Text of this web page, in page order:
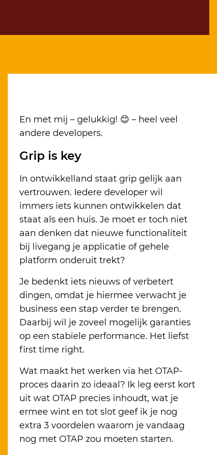
En met mij – gelukkig! 😊 – heel veel
andere developers.
Grip is key
In ontwikkelland staat grip gelijk aan
vertrouwen. Iedere developer wil
immers iets kunnen ontwikkelen dat
staat als een huis. Je moet er toch niet
aan denken dat nieuwe functionaliteit
bij livegang je applicatie of gehele
platform onderuit trekt?
Je bedenkt iets nieuws of verbetert
dingen, omdat je hiermee verwacht je
business een stap verder te brengen.
Daarbij wil je zoveel mogelijk garanties
op een stabiele performance. Het liefst
first time right.
Wat maakt het werken via het OTAP-
proces daarin zo ideaal? Ik leg eerst kort
uit wat OTAP precies inhoudt, wat je
ermee wint en tot slot geef ik je nog
extra 3 voordelen waarom je vandaag
nog met OTAP zou moeten starten.